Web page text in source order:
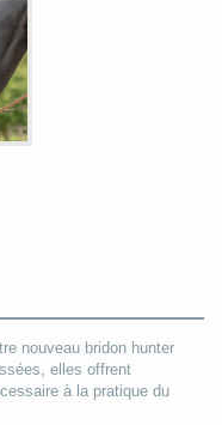
nouveau bridon hunter
elles offrent
à la pratique du